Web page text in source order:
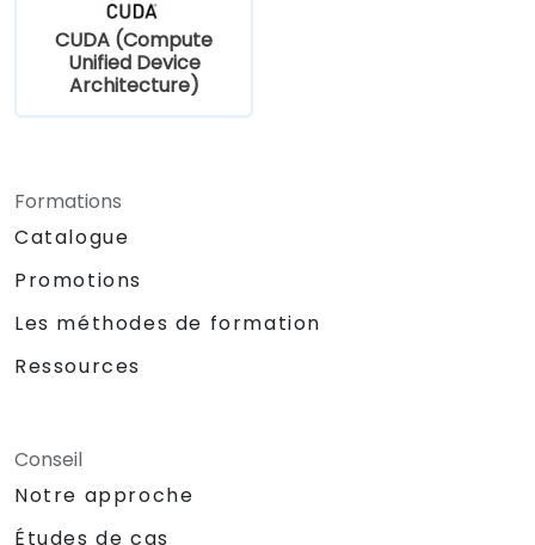
CUDA (Compute
Unified Device
Architecture)
Formations
Catalogue
Promotions
Les méthodes de formation
Ressources
Conseil
Notre approche
Études de cas